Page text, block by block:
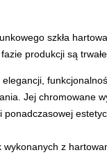
szkła
produkcji są
Jej chromowane
z